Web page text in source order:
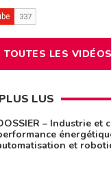
TOUTES LES VIDÉOS
LUS
– Industrie et
et